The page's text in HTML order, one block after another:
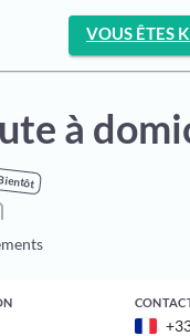
VOUS ÊTES
à